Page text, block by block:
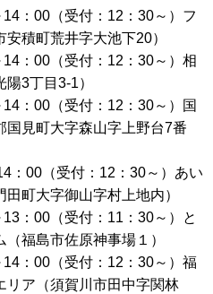
：00（受付：12：30～）フ
積町荒井字大池下20）
：00（受付：12：30～）相
3丁目3-1）
：00（受付：12：30～）国
国見町大字森山字上野台7番
：00（受付：12：30～）あい
町大字御山字村上地内）
：00（受付：11：30～）と
福島市佐原神事場１）
：00（受付：12：30～）福
リア（須賀川市田中字関林